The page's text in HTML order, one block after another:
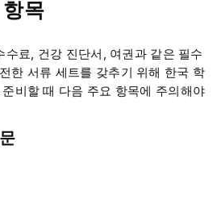
목
수료, 건강 진단서, 여권과 같은 필수
한 서류 세트를 갖추기 위해 한국 학
비할 때 다음 주요 항목에 주의해야